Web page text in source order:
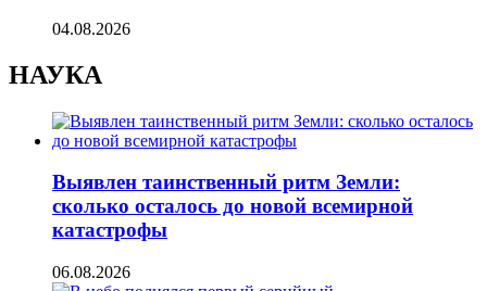
04.08.2026
НАУКА
Выявлен таинственный ритм Земли:
сколько осталось до новой всемирной
катастрофы
06.08.2026